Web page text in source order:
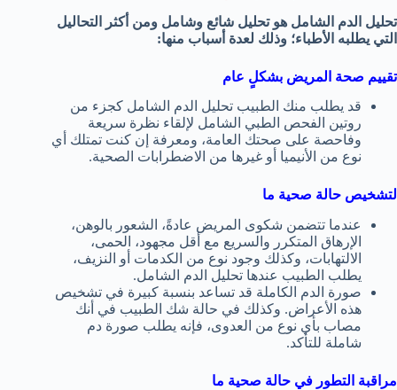
تحليل الدم الشامل هو تحليل شائع وشامل ومن أكثر التحاليل
التي يطلبه الأطباء؛ وذلك لعدة أسباب منها:
تقييم صحة المريض بشكلٍ عام
قد يطلب منك الطبيب تحليل الدم الشامل كجزء من
روتين الفحص الطبي الشامل لإلقاء نظرة سريعة
وفاحصة على صحتك العامة، ومعرفة إن كنت تمتلك أي
نوع من الأنيميا أو غيرها من الاضطرابات الصحية.
لتشخيص حالة صحية ما
عندما تتضمن شكوى المريض عادةً، الشعور بالوهن،
الإرهاق المتكرر والسريع مع أقل مجهود، الحمى،
الالتهابات، وكذلك وجود نوع من الكدمات أو النزيف،
يطلب الطبيب عندها تحليل الدم الشامل.
صورة الدم الكاملة قد تساعد بنسبة كبيرة في تشخيص
هذه الأعراض. وكذلك في حالة شك الطبيب في أنك
مصاب بأي نوع من العدوى، فإنه يطلب صورة دم
شاملة للتأكد.
مراقبة التطور في حالة صحية ما